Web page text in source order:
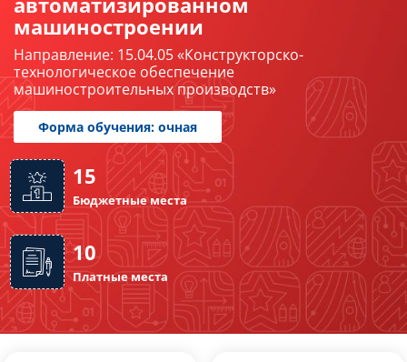
Слушателям
Партнерам
НИОКР
машиностроении
Направление: 15.04.05 «Конструкторско-
технологическое обеспечение
машиностроительных производств»
Форма обучения: очная
15